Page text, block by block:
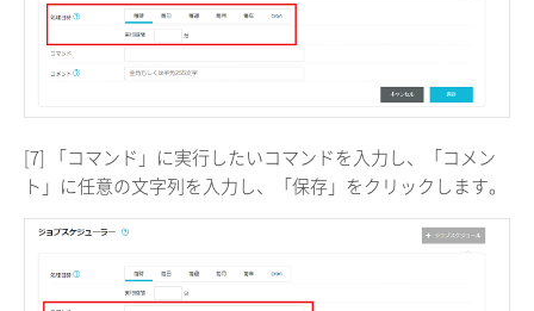
[7] 「コマンド」に実行したいコマンドを入力し、「コメン
ト」に任意の文字列を入力し、「保存」をクリックします。